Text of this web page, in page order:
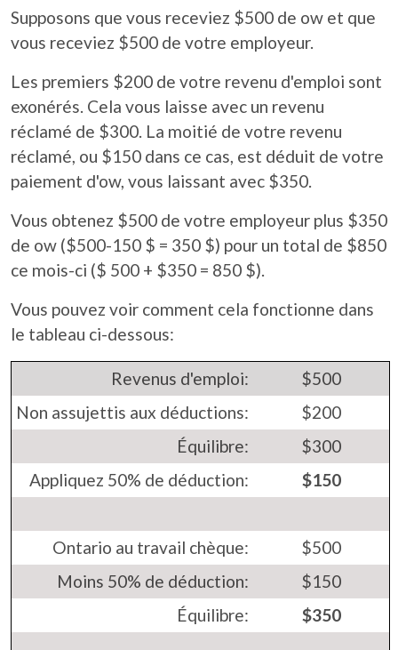
Supposons que vous receviez $500 de ow et que
vous receviez $500 de votre employeur.
Les premiers $200 de votre revenu d'emploi sont
exonérés. Cela vous laisse avec un revenu
réclamé de $300. La moitié de votre revenu
réclamé, ou $150 dans ce cas, est déduit de votre
paiement d'ow, vous laissant avec $350.
Vous obtenez $500 de votre employeur plus $350
de ow ($500-150 $ = 350 $) pour un total de $850
ce mois-ci ($ 500 + $350 = 850 $).
Vous pouvez voir comment cela fonctionne dans
le tableau ci-dessous:
Revenus d'emploi:
$500
Non assujettis aux déductions:
$200
Équilibre:
$300
Appliquez 50% de déduction:
$150
Ontario au travail chèque:
$500
Moins 50% de déduction:
$150
Équilibre:
$350